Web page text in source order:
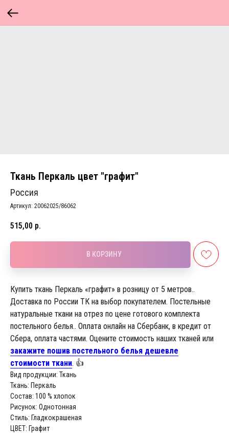
Ткань Перкаль цвет "графит"
Россия
Артикул: 20062025/86062
515,00 р.
В КОРЗИНУ
Купить ткань Перкаль «графит» в розницу от 5 метров..
Доставка по России ТК на выбор покупателем. Постельные
натуральные ткани на отрез по цене готового комплекта
постельного белья.. Оплата онлайн на Сбербанк, в кредит от
Сбера, оплата частями. Оцените стоимость наших тканей или
закажите пошив постельного белья дешевле
стоимости ткани. 👍
Вид продукции: Ткань
Ткань: Перкаль
Состав: 100 % хлопок
Рисунок: Однотонная
Стиль: Гладкокрашеная
ЦВЕТ: Графит